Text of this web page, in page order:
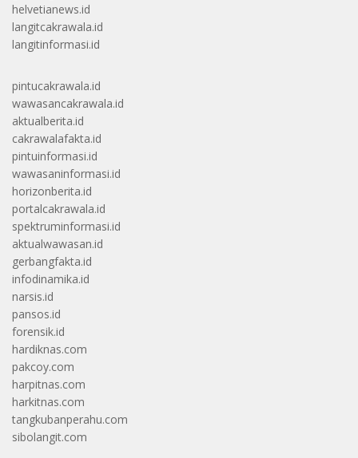
helvetianews.id
langitcakrawala.id
langitinformasi.id
pintucakrawala.id
wawasancakrawala.id
aktualberita.id
cakrawalafakta.id
pintuinformasi.id
wawasaninformasi.id
horizonberita.id
portalcakrawala.id
spektruminformasi.id
aktualwawasan.id
gerbangfakta.id
infodinamika.id
narsis.id
pansos.id
forensik.id
hardiknas.com
pakcoy.com
harpitnas.com
harkitnas.com
tangkubanperahu.com
sibolangit.com